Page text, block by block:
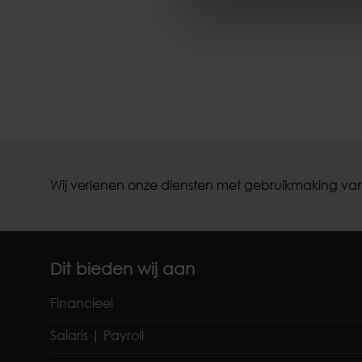
Wij verlenen onze diensten met gebruikmaking
Dit bieden wij aan
Financieel
Salaris | Payroll